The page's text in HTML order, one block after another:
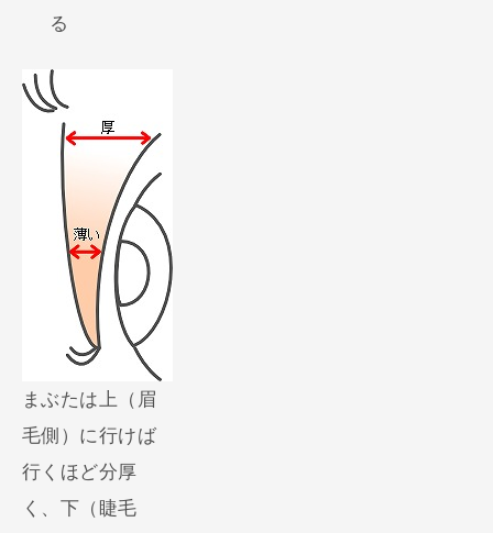
る
まぶたは上（眉
毛側）に行けば
行くほど分厚
く、下（睫毛